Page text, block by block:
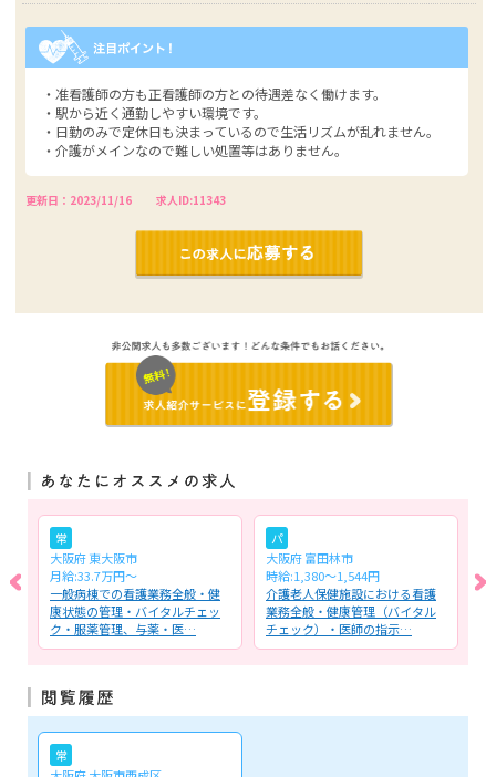
・准看護師の方も正看護師の方との待遇差なく働けます。
・駅から近く通勤しやすい環境です。
・日勤のみで定休日も決まっているので生活リズムが乱れません。
・介護がメインなので難しい処置等はありません。
更新日：2023/11/16 求人ID:11343
常
大阪府 東大阪市
月給:33.7万円～
一般病棟での看護業務全般・健
康状態の管理・バイタルチェッ
ク・服薬管理、与薬・医…
パ
大阪府 富田林市
時給:1,380〜1,544円
介護老人保健施設における看護
業務全般・健康管理（バイタル
チェック）・医師の指示…
常